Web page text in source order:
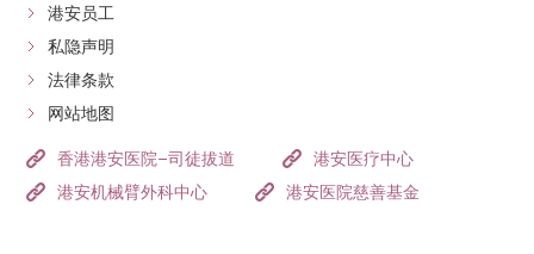
港安员工
私隐声明
法律条款
网站地图
香港港安医院–司徒拔道
港安医疗中心
港安机械臂外科中心
港安医院慈善基金